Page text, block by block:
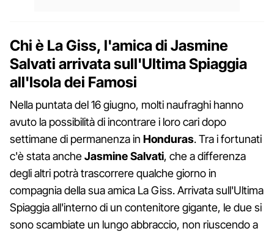
Chi è La Giss, l'amica di Jasmine
Salvati arrivata sull'Ultima Spiaggia
all'Isola dei Famosi
Nella puntata del 16 giugno, molti naufraghi hanno
avuto la possibilità di incontrare i loro cari dopo
settimane di permanenza in Honduras. Tra i fortunati
c'è stata ancheJasmine Salvati, che a differenza
degli altri potrà trascorrere qualche giorno in
compagnia della sua amica La Giss. Arrivata sull'Ultima
Spiaggia all'interno di un contenitore gigante, le due si
sono scambiate un lungo abbraccio, non riuscendo a